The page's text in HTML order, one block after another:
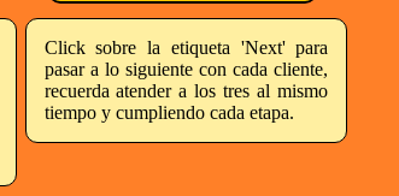
Click sobre la etiqueta 'Next' para
pasar a lo siguiente con cada cliente,
recuerda atender a los tres al mismo
tiempo y cumpliendo cada etapa.